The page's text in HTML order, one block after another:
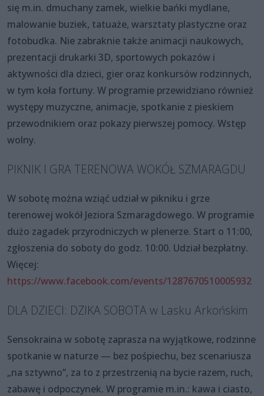
się m.in. dmuchany zamek, wielkie bańki mydlane,
malowanie buziek, tatuaże, warsztaty plastyczne oraz
fotobudka. Nie zabraknie także animacji naukowych,
prezentacji drukarki 3D, sportowych pokazów i
aktywności dla dzieci, gier oraz konkursów rodzinnych,
w tym koła fortuny. W programie przewidziano również
występy muzyczne, animacje, spotkanie z pieskiem
przewodnikiem oraz pokazy pierwszej pomocy. Wstęp
wolny.
PIKNIK I GRA TERENOWA WOKÓŁ SZMARAGDU
W sobotę można wziąć udział w pikniku i grze
terenowej wokół Jeziora Szmaragdowego. W programie
dużo zagadek przyrodniczych w plenerze. Start o 11:00,
zgłoszenia do soboty do godz. 10:00. Udział bezpłatny.
Więcej:
https://www.facebook.com/events/1287670510005932
DLA DZIECI: DZIKA SOBOTA w Lasku Arkońskim
Sensokraina w sobotę zaprasza na wyjątkowe, rodzinne
spotkanie w naturze — bez pośpiechu, bez scenariusza
„na sztywno”, za to z przestrzenią na bycie razem, ruch,
zabawę i odpoczynek. W programie m.in.: kawa i ciasto,